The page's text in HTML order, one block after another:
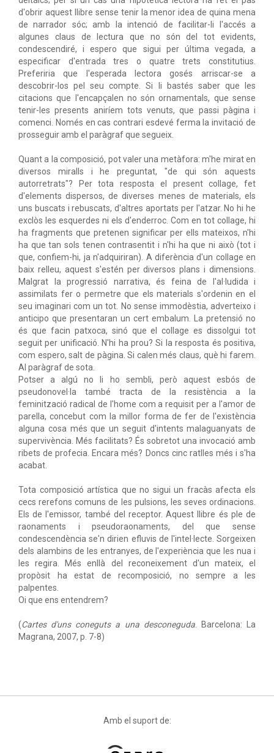
d'obrir aquest llibre sense tenir la menor idea de quina mena
de narrador sóc; amb la intenció de facilitar-li l'accés a
algunes claus de lectura que no són del tot evidents,
condescendiré, i espero que sigui per última vegada, a
especificar d'entrada tres o quatre trets constitutius.
Preferiria que l'esperada lectora gosés arriscar-se a
descobrir-los pel seu compte. Si li bastés saber que les
citacions que l'encapçalen no són ornamentals, que sense
tenir-les presents aniríem tots venuts, que passi pàgina i
comenci. Només en cas contrari esdevé ferma la invitació de
prosseguir amb el paràgraf que segueix.
Quant a la composició, pot valer una metàfora: m'he mirat en
diversos miralls i he preguntat, "de qui són aquests
autorretrats"? Per tota resposta el present collage, fet
d'elements dispersos, de diverses menes de materials, els
uns buscats i rebuscats, d'altres aportats per l'atzar. No hi he
exclòs les esquerdes ni els d'enderroc. Com en tot collage, hi
ha fragments que pretenen significar per ells mateixos, n'hi
ha que tan sols tenen contrasentit i n'hi ha que ni això (tot i
que, confiem-hi, ja n'adquiriran). A diferència d'un collage en
baix relleu, aquest s'estén per diversos plans i dimensions.
Malgrat la progressió narrativa, és feina de l'al·ludida i
assimilats fer o permetre que els materials s'ordenin en el
seu imaginari com un tot. No sense immodèstia, adverteixo i
anticipo que presentaran un cert embalum. La pretensió no
és que facin patxoca, sinó que el collage es dissolgui tot
seguit per unificació. N'hi ha prou? Si la resposta és positiva,
com espero, salt de pàgina. Si calen més claus, què hi farem.
Al paràgraf de sota.
Potser a algú no li ho sembli, però aquest esbós de
pseudonovel·la també tracta de la resistència a la
feminització radical de l'home com a requisit per a l'amor de
parella, concebut com la millor forma de fer de l'existència
alguna cosa més que un seguit d'intents malaguanyats de
supervivència. Més facilitats? És sobretot una invocació amb
ribets de profecia. Encara més? Doncs cinc ratlles més i s'ha
acabat.
Tota composició artística que no sigui un fracàs afecta els
cecs rerefons comuns de les pulsions, les seves ordinacions.
Els de l'emissor, també del receptor. Aquest llibre és ple de
raonaments i pseudoraonaments, del que sense
condescendència se'n dirien efluvis de l'intel·lecte. Sorgeixen
dels alambins de les entranyes, de l'experiència que les nua i
les regira. Més enllà del reconeixement d'un mateix, el
propòsit ha estat de recomposició, no sempre a les
palpentes.
Oi que ens entendrem?
(Cartes d'uns coneguts a una desconeguda. Barcelona: La
Magrana, 2007, p. 7-8)
Amb el suport de: